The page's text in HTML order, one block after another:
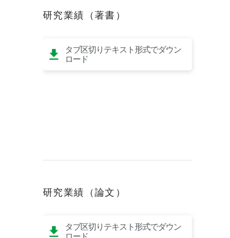
研究業績（著書）
タブ区切りテキスト形式でダウン
ロード
研究業績（論文）
タブ区切りテキスト形式でダウン